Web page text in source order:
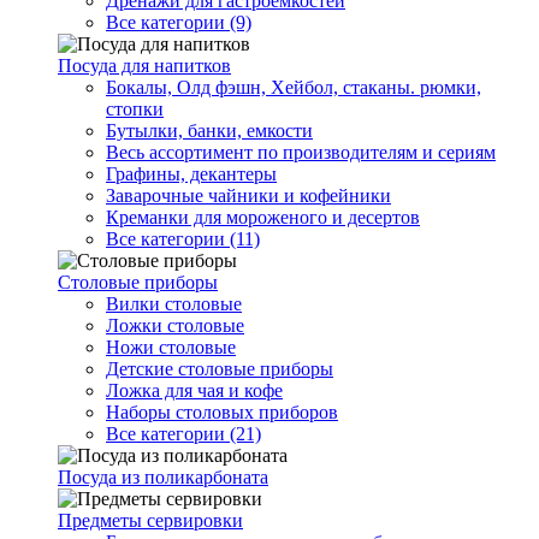
Все категории (9)
Посуда для напитков
Бокалы, Олд фэшн, Хейбол, стаканы. рюмки,
стопки
Бутылки, банки, емкости
Весь ассортимент по производителям и сериям
Графины, декантеры
Заварочные чайники и кофейники
Креманки для мороженого и десертов
Все категории (11)
Столовые приборы
Вилки столовые
Ложки столовые
Ножи столовые
Детские столовые приборы
Ложка для чая и кофе
Наборы столовых приборов
Все категории (21)
Посуда из поликарбоната
Предметы сервировки